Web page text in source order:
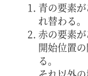
青の要素
れ替わる。
赤の要素
開始位置
る。